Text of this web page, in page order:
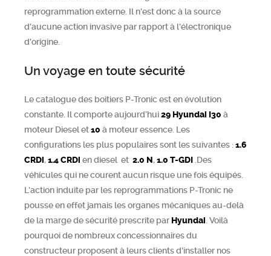
reprogrammation externe. Il n'est donc à la source
d'aucune action invasive par rapport à l'électronique
d'origine.
Un voyage en toute sécurité
Le catalogue des boitiers P-Tronic est en évolution
constante. Il comporte aujourd’hui29 Hyundai I30 à
moteur Diesel et10 à moteur essence. Les
configurations les plus populaires sont les suivantes :1.6
CRDi,1.4 CRDi en diesel et 2.0 N,1.0 T-GDI .Des
véhicules qui ne courent aucun risque une fois équipés.
L’action induite par les reprogrammations P-Tronic ne
pousse en effet jamais les organes mécaniques au-delà
de la marge de sécurité prescrite par Hyundai . Voilà
pourquoi de nombreux concessionnaires du
constructeur proposent à leurs clients d'installer nos